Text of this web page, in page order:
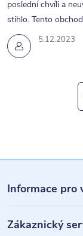
s
u
5.12.2023
poslední chvíli a
stihlo. Tento
á
p
Informace pro
Zákaznický